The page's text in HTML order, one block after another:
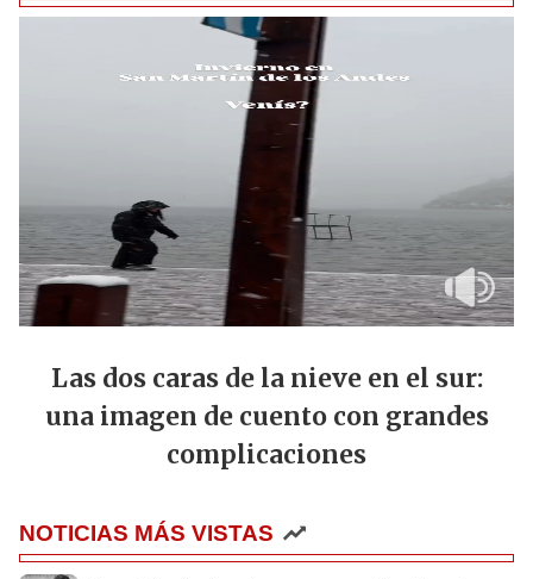
Las dos caras de la nieve en el sur:
una imagen de cuento con grandes
complicaciones
NOTICIAS MÁS VISTAS